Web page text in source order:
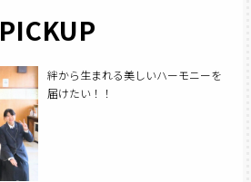
PICKUP
絆から生まれる美しいハーモニーを
届けたい！！